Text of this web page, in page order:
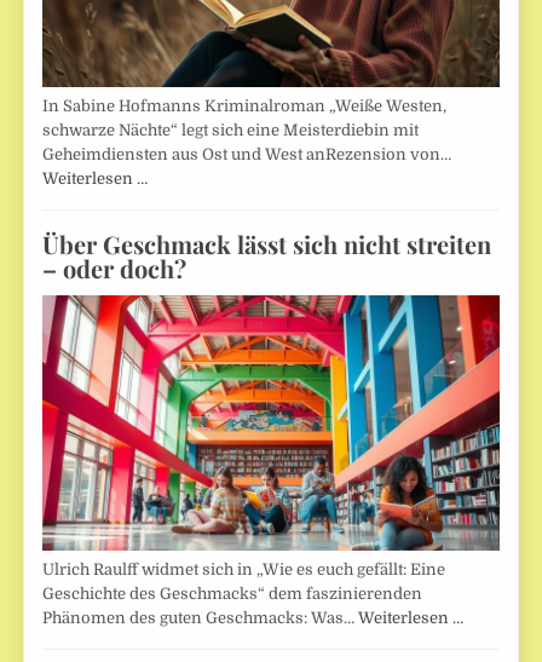
In Sabine Hofmanns Kriminalroman „Weiße Westen,
schwarze Nächte“ legt sich eine Meisterdiebin mit
Geheimdiensten aus Ost und West anRezension von…
Weiterlesen …
Über Geschmack lässt sich nicht streiten
– oder doch?
Ulrich Raulff widmet sich in „Wie es euch gefällt: Eine
Geschichte des Geschmacks“ dem faszinierenden
Phänomen des guten Geschmacks: Was…Weiterlesen …